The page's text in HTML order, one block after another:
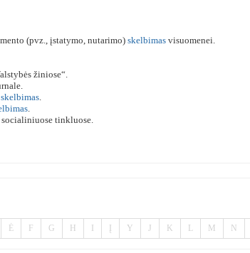
(pvz., įstatymo, nutarimo) skelbimas visuomenei.
žiniose“.
skelbimas.
.
socialiniuose tinkluose.
Ė F G H Y J K L M N